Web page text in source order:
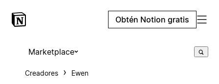
Obtén Notion gratis
Marketplace
Creadores Ewen